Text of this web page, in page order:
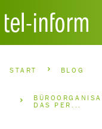
START BLOG
DAS PER...